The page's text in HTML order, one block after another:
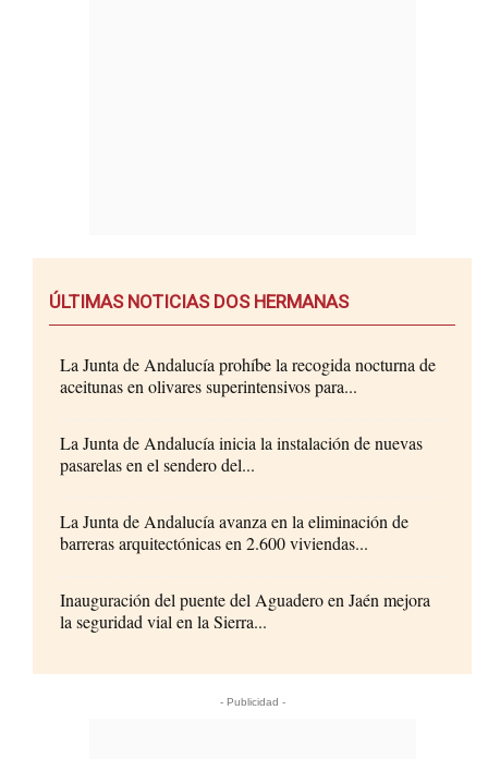
ÚLTIMAS NOTICIAS DOS HERMANAS
La Junta de Andalucía prohíbe la recogida nocturna de
aceitunas en olivares superintensivos para...
La Junta de Andalucía inicia la instalación de nuevas
pasarelas en el sendero del...
La Junta de Andalucía avanza en la eliminación de
barreras arquitectónicas en 2.600 viviendas...
Inauguración del puente del Aguadero en Jaén mejora
la seguridad vial en la Sierra...
- Publicidad -